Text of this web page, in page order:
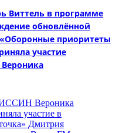
Виттель в программе
обновлённой
приоритеты
участие